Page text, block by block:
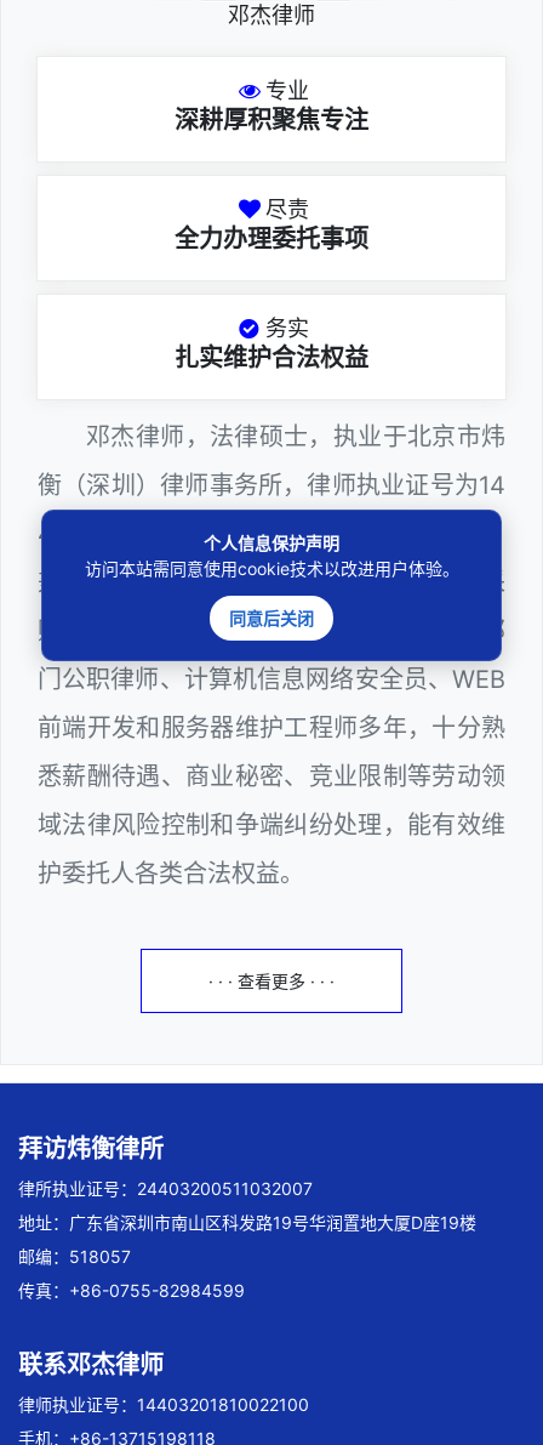
邓杰律师
专业
深耕厚积聚焦专注
尽责
全力办理委托事项
务实
扎实维护合法权益
邓杰律师，法律硕士，执业于北京市炜
衡（深圳）律师事务所，律师执业证号为14
403201810022100。邓杰律师现（或曾）
兼任深圳市人民政府听证员、深圳市政府采
购评审专家（法律类），深圳市某区政府部
门公职律师、计算机信息网络安全员、WEB
前端开发和服务器维护工程师多年，十分熟
悉薪酬待遇、商业秘密、竞业限制等劳动领
域法律风险控制和争端纠纷处理，能有效维
护委托人各类合法权益。
· · · 查看更多 · · ·
拜访炜衡律所
律所执业证号：24403200511032007
地址：广东省深圳市南山区科发路19号华润置地大厦D座19楼
邮编：518057
传真：+86-0755-82984599
联系邓杰律师
律师执业证号：14403201810022100
手机：+86-13715198118
个人信息保护声明
访问本站需同意使用cookie技术以改进用户体验。
同意后关闭